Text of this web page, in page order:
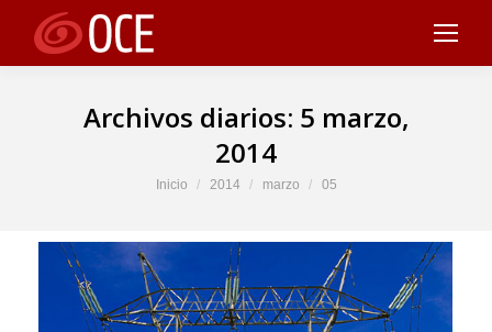
Archivos diarios: 5 marzo,
2014
Estás aquí:
Inicio 2014 marzo 05